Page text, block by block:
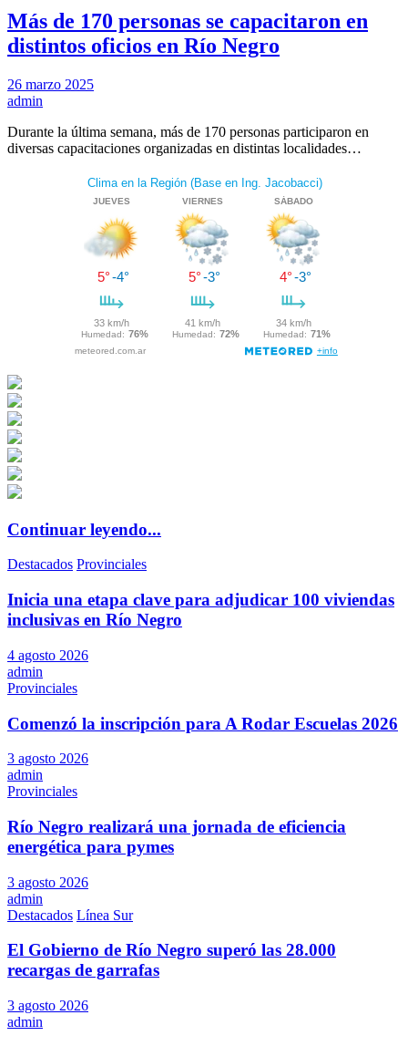
Más de 170 personas se capacitaron en
distintos oficios en Río Negro
26 marzo 2025
admin
Durante la última semana, más de 170 personas participaron en
diversas capacitaciones organizadas en distintas localidades…
Continuar leyendo...
Destacados Provinciales
Inicia una etapa clave para adjudicar 100 viviendas
inclusivas en Río Negro
4 agosto 2026
admin
Provinciales
Comenzó la inscripción para A Rodar Escuelas 2026
3 agosto 2026
admin
Provinciales
Río Negro realizará una jornada de eficiencia
energética para pymes
3 agosto 2026
admin
Destacados Línea Sur
El Gobierno de Río Negro superó las 28.000
recargas de garrafas
3 agosto 2026
admin